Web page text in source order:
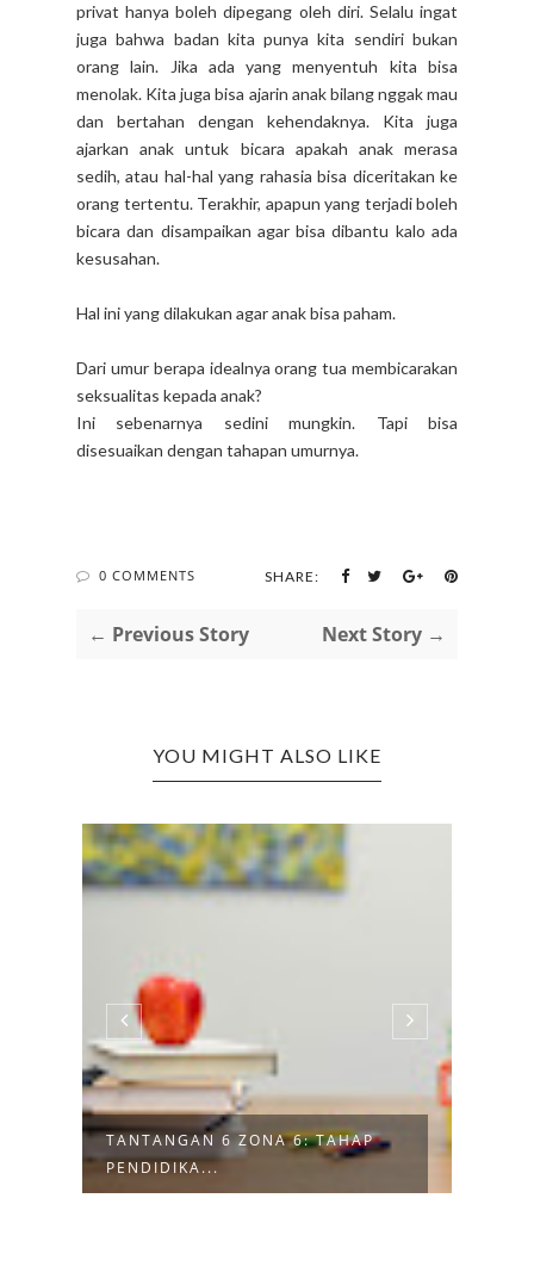
privat hanya boleh dipegang oleh diri. Selalu ingat
juga bahwa badan kita punya kita sendiri bukan
orang lain. Jika ada yang menyentuh kita bisa
menolak. Kita juga bisa ajarin anak bilang nggak mau
dan bertahan dengan kehendaknya. Kita juga
ajarkan anak untuk bicara apakah anak merasa
sedih, atau hal-hal yang rahasia bisa diceritakan ke
orang tertentu. Terakhir, apapun yang terjadi boleh
bicara dan disampaikan agar bisa dibantu kalo ada
kesusahan.
Hal ini yang dilakukan agar anak bisa paham.
Dari umur berapa idealnya orang tua membicarakan
seksualitas kepada anak?
Ini sebenarnya sedini mungkin. Tapi bisa
disesuaikan dengan tahapan umurnya.
0 COMMENTS SHARE:
← Previous Story Next Story →
YOU MIGHT ALSO LIKE
TANTANGAN 6 ZONA 6: TAHAP
PENDIDIKA...